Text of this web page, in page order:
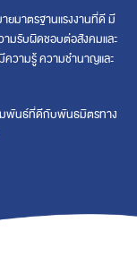
ยมาตรฐานแรงงานที่ดี มี
ามรับผิดชอบต่อสังคมและ
วามรู้ ความชำนาญและ
พันธ์ที่ดีกับพันธมิตรทาง